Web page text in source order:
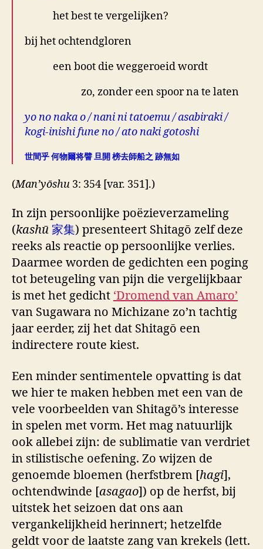
het best te vergelijken?
bij het ochtendgloren
een boot die weggeroeid wordt
zo, zonder een spoor na te laten
yo no naka o / nani ni tatoemu / asabiraki /
kogi-inishi fune no / ato naki gotoshi
世間乎 何物爾将譬 旦開 榜去師船之 跡無如
(Man’yōshu 3: 354 [var. 351].)
In zijn persoonlijke poëzieverzameling
(kashū 家集) presenteert Shitagō zelf deze
reeks als reactie op persoonlijke verlies.
Daarmee worden de gedichten een poging
tot beteugeling van pijn die vergelijkbaar
is met het gedicht ‘Dromend van Amaro’
van Sugawara no Michizane zo’n tachtig
jaar eerder, zij het dat Shitagō een
indirectere route kiest.
Een minder sentimentele opvatting is dat
we hier te maken hebben met een van de
vele voorbeelden van Shitagō’s interesse
in spelen met vorm. Het mag natuurlijk
ook allebei zijn: de sublimatie van verdriet
in stilistische oefening. Zo wijzen de
genoemde bloemen (herfstbrem [hagi],
ochtendwinde [asagao]) op de herfst, bij
uitstek het seizoen dat ons aan
vergankelijkheid herinnert; hetzelfde
geldt voor de laatste zang van krekels (lett.